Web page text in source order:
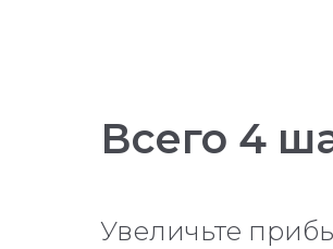
Всего 4
Увеличьте